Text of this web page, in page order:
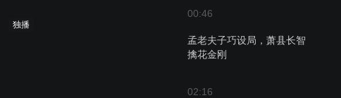
00:46
孟老夫子巧设局，萧县长智
擒花金刚
02:16
独播